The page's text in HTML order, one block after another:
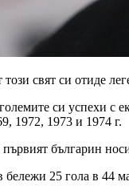
този свят си отиде
си успехи с
1972, 1973 и 1974 г.
българин
25 гола в 44